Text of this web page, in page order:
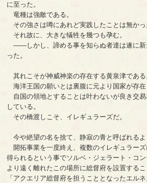
に至った。
竜種は強敵である。
その強さは噂にあれど実践したことは無かっ
それ故に、大きな犠牲を幾つも孕む。
――しかし、諦める事を知らぬ者達は遂に新
った。
其れこそが神威神楽の存在する黄泉津である
海洋王国の願いとは裏腹に元より国家が存在
自国の領地とすることは叶わないが良き交
している。
その橋渡しこそ、イレギュラーズだ。
今や絶望の名を捨て、静寂の青と呼ばれるよ
開拓事業を一度終え、複数のイレギュラー
得られるという事でソルベ・ジェラート・コ
より遠く離れたこの場所に総督府を設置するこ
「アクエリア総督府を担うこととなったエル